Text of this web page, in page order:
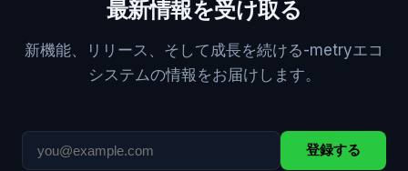
最新情報を受け取る
新機能、リリース、そして成長を続ける-metryエコ
システムの情報をお届けします。
登録する